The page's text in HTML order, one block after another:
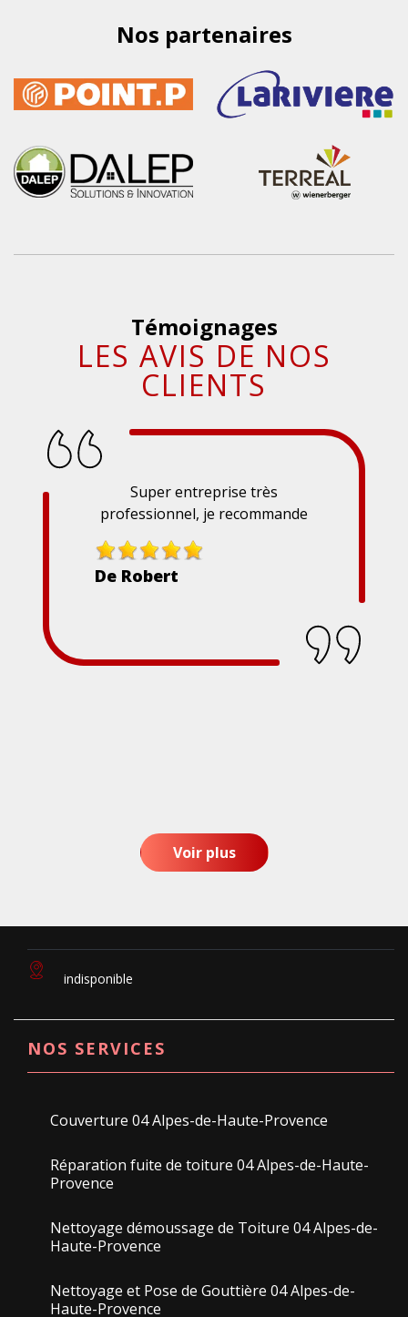
Nos partenaires
Témoignages
LES AVIS DE NOS
CLIENTS
Super entreprise très
professionnel, je recommande
De Robert
Voir plus
indisponible
NOS SERVICES
Couverture 04 Alpes-de-Haute-Provence
Réparation fuite de toiture 04 Alpes-de-Haute-
Provence
Nettoyage démoussage de Toiture 04 Alpes-de-
Haute-Provence
Nettoyage et Pose de Gouttière 04 Alpes-de-
Haute-Provence